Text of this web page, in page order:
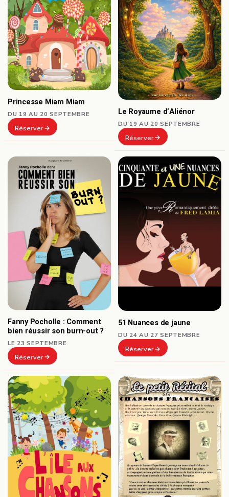
Princesse Miam Miam
DU 19 AU 20 SEPTEMBRE
Réserver
Le Royaume d’Aliénor
DU 19 AU 20 SEPTEMBRE
Réserver
Fanny Pocholle : Comment
bien réussir son burn-out ?
LE 23 SEPTEMBRE
Réserver
51 Nuances de jaune
DU 24 AU 27 SEPTEMBRE
Réserver